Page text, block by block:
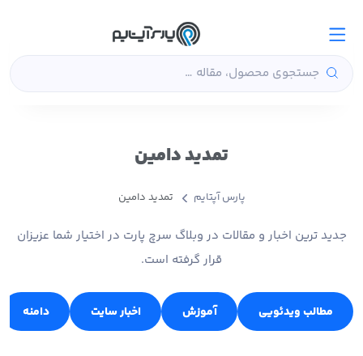
تمدید دامین
پارس آپتایم تمدید دامین
جدید ترین اخبار و مقالات در وبلاگ سرچ پارت در اختیار شما عزیزان
قرار گرفته است.
مطالب ویدئویی آموزش اخبار سایت دامنه